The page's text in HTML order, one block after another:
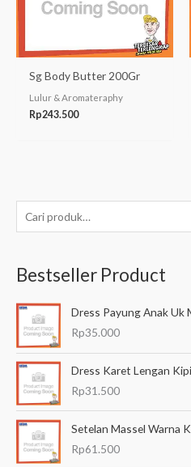
e
c
a
u
n
Bestseller Product
Dress Payung Anak Uk
Rp35.000
Dress Karet Lengan
Rp31.500
Setelan Massel Warna
Rp61.500
Sg Body Butter 200Gr
Lulur & Aromateraphy
Rp243.500